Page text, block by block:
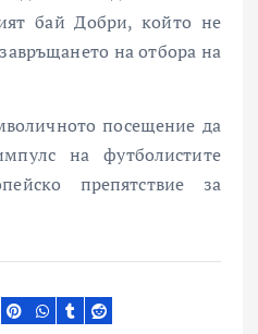
бай Добри, който не
на отбора на
посещение да
на футболистите
препятствие за